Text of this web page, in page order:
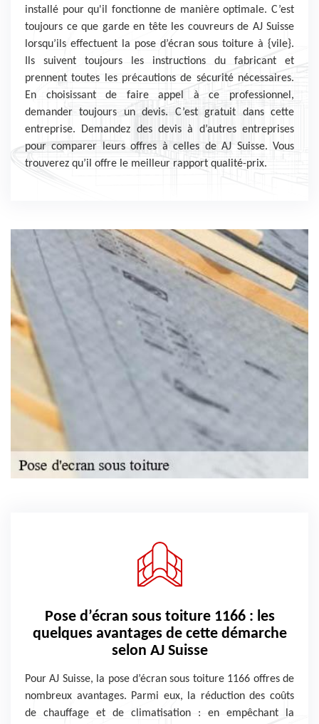
installé pour qu'il fonctionne de manière optimale. C’est
toujours ce que garde en tête les couvreurs de AJ Suisse
lorsqu’ils effectuent la pose d’écran sous toiture à {vile}.
Ils suivent toujours les instructions du fabricant et
prennent toutes les précautions de sécurité nécessaires.
En choisissant de faire appel à ce professionnel,
demander toujours un devis. C’est gratuit dans cette
entreprise. Demandez des devis à d’autres entreprises
pour comparer leurs offres à celles de AJ Suisse. Vous
trouverez qu’il offre le meilleur rapport qualité-prix.
Pose d’écran sous toiture 1166 : les
quelques avantages de cette démarche
selon AJ Suisse
Pour AJ Suisse, la pose d’écran sous toiture 1166 offres de
nombreux avantages. Parmi eux, la réduction des coûts
de chauffage et de climatisation : en empêchant la